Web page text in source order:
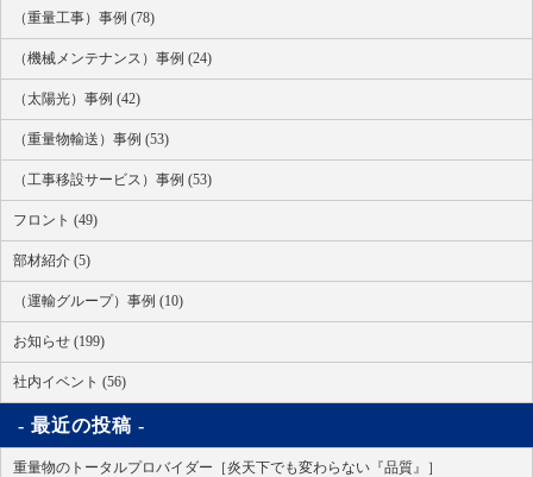
（重量工事）事例 (78)
（機械メンテナンス）事例 (24)
（太陽光）事例 (42)
（重量物輸送）事例 (53)
（工事移設サービス）事例 (53)
フロント (49)
部材紹介 (5)
（運輸グループ）事例 (10)
お知らせ (199)
社内イベント (56)
最近の投稿
重量物のトータルプロバイダー［炎天下でも変わらない『品質』］